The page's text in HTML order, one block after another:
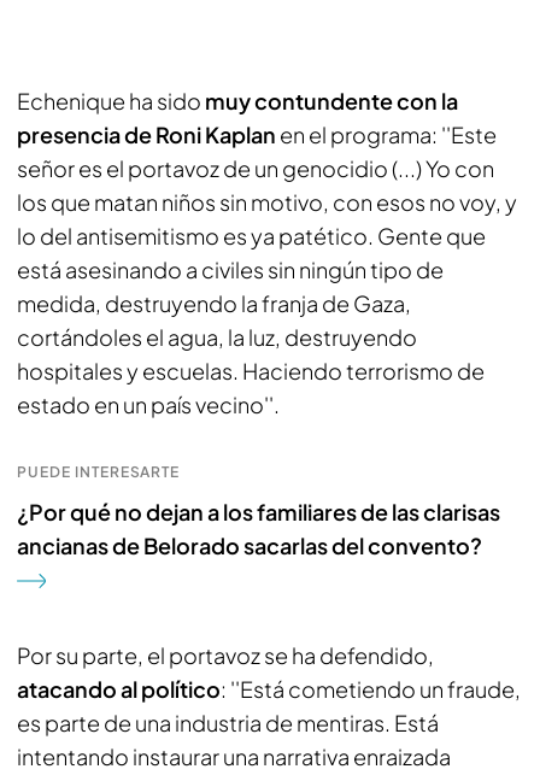
Echenique ha sido muy contundente con la
presencia de Roni Kaplan en el programa: ''Este
señor es el portavoz de un genocidio (...) Yo con
los que matan niños sin motivo, con esos no voy, y
lo del antisemitismo es ya patético. Gente que
está asesinando a civiles sin ningún tipo de
medida, destruyendo la franja de Gaza,
cortándoles el agua, la luz, destruyendo
hospitales y escuelas. Haciendo terrorismo de
estado en un país vecino''.
PUEDE INTERESARTE
¿Por qué no dejan a los familiares de las clarisas
ancianas de Belorado sacarlas del convento?
Por su parte, el portavoz se ha defendido,
atacando al político: ''Está cometiendo un fraude,
es parte de una industria de mentiras. Está
intentando instaurar una narrativa enraizada